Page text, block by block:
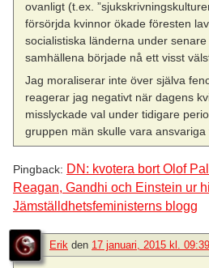
ovanligt (t.ex.
försörjda kvinnor ökade föresten
socialistiska länderna under
samhällena började nå ett visst
Jag moraliserar inte över själva
reagerar jag negativt när dagens
misslyckade val under tidigare
gruppen män skulle vara ansvariga
Pingback: DN: kvotera bort Olof
Reagan, Gandhi och Einstein ur
Jämställdhetsfeministerns blogg
Erik den 17 januari, 2015 kl. 09:39